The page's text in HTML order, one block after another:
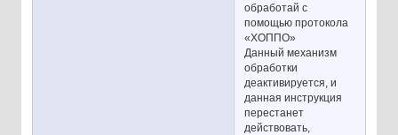
обработай с
помощью протокола
«ХОППО»
Данный механизм
обработки
деактивируется, и
данная инструкция
перестанет
действовать,